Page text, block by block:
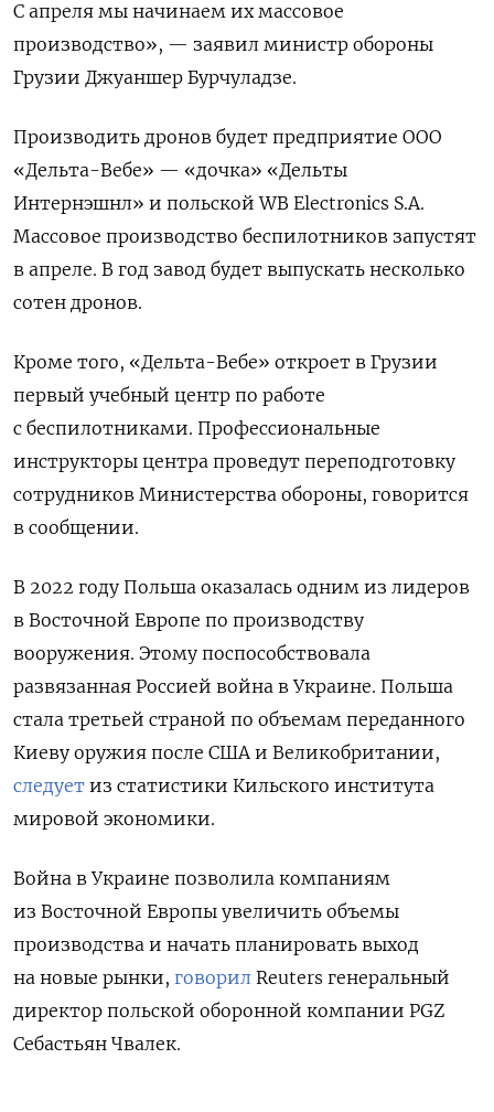
С апреля мы начинаем их массовое
производство», — заявил министр обороны
Грузии Джуаншер Бурчуладзе.
Производить дронов будет предприятие ООО
«Дельта-Вебе» — «дочка» «Дельты
Интернэшнл» и польской WB Electronics S.A.
Массовое производство беспилотников запустят
в апреле. В год завод будет выпускать несколько
сотен дронов.
Кроме того, «Дельта-Вебе» откроет в Грузии
первый учебный центр по работе
с беспилотниками. Профессиональные
инструкторы центра проведут переподготовку
сотрудников Министерства обороны, говорится
в сообщении.
В 2022 году Польша оказалась одним из лидеров
в Восточной Европе по производству
вооружения. Этому поспособствовала
развязанная Россией война в Украине. Польша
стала третьей страной по объемам переданного
Киеву оружия после США и Великобритании,
следует из статистики Кильского института
мировой экономики.
Война в Украине позволила компаниям
из Восточной Европы увеличить объемы
производства и начать планировать выход
на новые рынки, говорил Reuters генеральный
директор польской оборонной компании PGZ
Себастьян Чвалек.